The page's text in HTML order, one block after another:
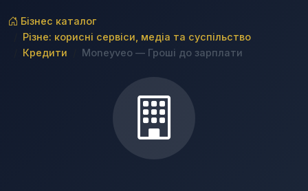
Бізнес каталог
Різне: корисні сервіси, медіа та суспільство
Кредити
Moneyveo — Гроші до зарплати